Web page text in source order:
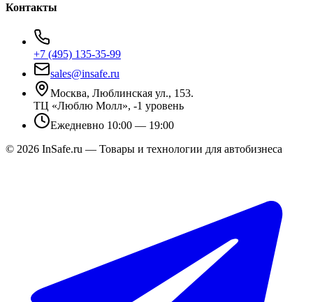
Контакты
+7 (495) 135-35-99
sales@insafe.ru
Москва, Люблинская ул., 153.
ТЦ «Люблю Молл», -1 уровень
Ежедневно 10:00 — 19:00
© 2026 InSafe.ru — Товары и технологии для автобизнеса